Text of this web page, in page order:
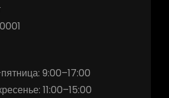
9:00–17:00
11:00–15:00